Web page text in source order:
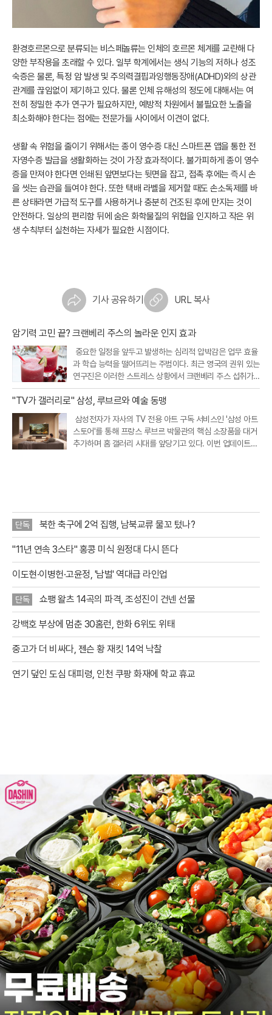
환경호르몬으로 분류되는 비스페놀류는 인체의 호르몬 체계를 교란해 다
양한 부작용을 초래할 수 있다. 일부 학계에서는 생식 기능의 저하나 성조
숙증은 물론, 특정 암 발생 및 주의력결핍과잉행동장애(ADHD)와의 상관
관계를 끊임없이 제기하고 있다. 물론 인체 유해성의 정도에 대해서는 여
전히 정밀한 추가 연구가 필요하지만, 예방적 차원에서 불필요한 노출을
최소화해야 한다는 점에는 전문가들 사이에서 이견이 없다.
생활 속 위험을 줄이기 위해서는 종이 영수증 대신 스마트폰 앱을 통한 전
자영수증 발급을 생활화하는 것이 가장 효과적이다. 불가피하게 종이 영수
증을 만져야 한다면 인쇄된 앞면보다는 뒷면을 잡고, 접촉 후에는 즉시 손
을 씻는 습관을 들여야 한다. 또한 택배 라벨을 제거할 때도 손소독제를 바
른 상태라면 가급적 도구를 사용하거나 충분히 건조된 후에 만지는 것이
안전하다. 일상의 편리함 뒤에 숨은 화학물질의 위협을 인지하고 작은 위
생 수칙부터 실천하는 자세가 필요한 시점이다.
기사 공유하기 URL 복사
암기력 고민 끝? 크랜베리 주스의 놀라운 인지 효과
중요한 일정을 앞두고 발생하는 심리적 압박감은 업무 효율
과 학습 능력을 떨어뜨리는 주범이다. 최근 영국의 권위 있는
연구진은 이러한 스트레스 상황에서 크랜베리 주스 섭취가
인지 기능을 개선하고 정서적 안정을 돕는다는 흥미로운 연
구 결과를 내놓았다. 크랜베리에 풍부한 특정 항산화 성분이
"TV가 갤러리로" 삼성, 루브르와 예술 동맹
삼성전자가 자사의 TV 전용 아트 구독 서비스인 '삼성 아트
스토어'를 통해 프랑스 루브르 박물관의 핵심 소장품을 대거
추가하며 홈 갤러리 시대를 앞당기고 있다. 이번 업데이트를
단독 북한 축구에 2억 집행, 남북교류 물꼬 텄나?
"11년 연속 3스타" 홍콩 미식 원정대 다시 뜬다
이도현·이병헌·고윤정, '남벌' 역대급 라인업
단독 쇼팽 왈츠 14곡의 파격, 조성진이 건넨 선물
강백호 부상에 멈춘 30홈런, 한화 6위도 위태
중고가 더 비싸다, 젠슨 황 재킷 14억 낙찰
연기 덮인 도심 대피령, 인천 쿠팡 화재에 학교 휴교